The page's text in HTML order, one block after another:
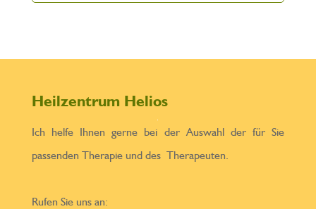
Heilzentrum Helios
Ich helfe Ihnen gerne bei der Auswahl der für Sie
passenden Therapie und des Therapeuten.
Rufen Sie uns an: